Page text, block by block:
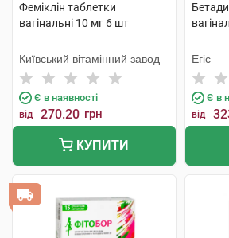
Феміклін таблетки
вагінальні 10 мг 6 шт
Київський вітамінний завод
Є в наявності
від 270.20 грн
КУПИТИ
Егіс
Є в
від